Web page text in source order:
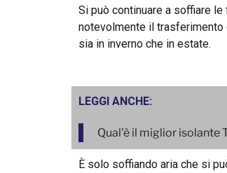
Si può continuare a soffiare
notevolmente il
sia in inverno che in estate.
LEGGI ANCHE:
Qual'è il miglior isolante
È solo soffiando aria che si